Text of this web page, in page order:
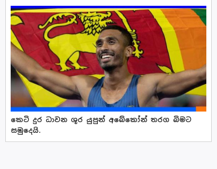
කෙටි දුර ධාවන ශූර යුපුන් අබේකෝන් තරග බිමට
සමුදෙයි.